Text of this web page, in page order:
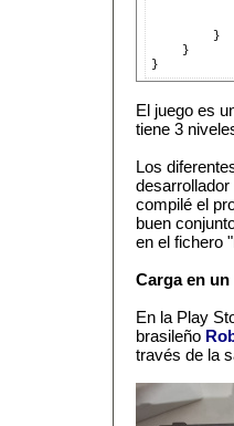
}
El juego es
tiene 3
Los
desarrollador
compilé el
buen
en el fichero
Carga en un
En la Play
brasileño
través de la